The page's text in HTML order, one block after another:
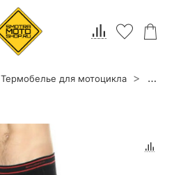
Термобелье для мотоцикла